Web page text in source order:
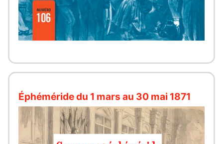
Éphéméride du 1 mars au 30 mai 1871